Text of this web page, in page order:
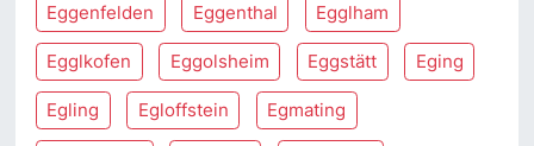
Eggenfelden Eggenthal Egglham
Egglkofen Eggolsheim Eggstätt Eging
Egling Egloffstein Egmating